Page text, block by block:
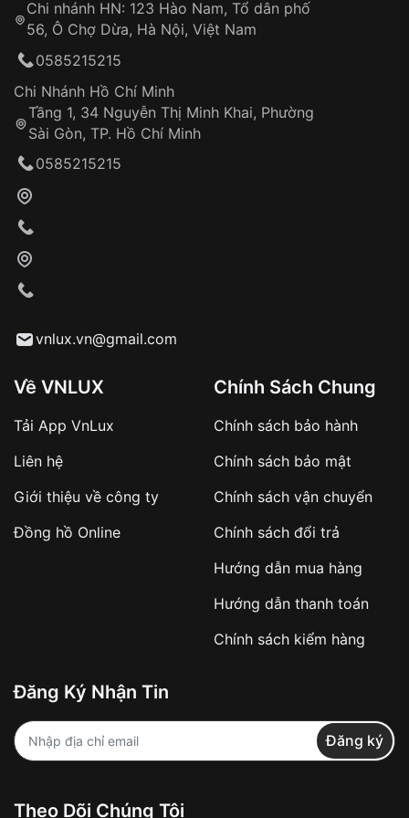
Từ khóa SEO:
Khách hàng kiểm tra và thanh toán trực tiếp
Từ khóa SEO:
sản phẩm đặc biệt
hàng
Số tiền còn lại thanh toán khi nhận hàng hoặc
✔️ Đảm bảo xử lý đơn hàng nhanh chóng
✔️ Hạn chế tình trạng hủy đơn không mong
Từ khóa SEO:
Khách hàng được
Đảm bảo quyền lợi khách hàng
Đồng hành cùng khách hàng trong suốt quá
trình sử dụng
Chi nhánh HN: 123 Hào Nam, Tổ dân phố
56, Ô Chợ Dừa, Hà Nội, Việt Nam
0585215215
Chi Nhánh Hồ Chí Minh
Tầng 1, 34 Nguyễn Thị Minh Khai, Phường
Sài Gòn, TP. Hồ Chí Minh
0585215215
vnlux.vn@gmail.com
Về VNLUX
Tải App VnLux
Liên hệ
Giới thiệu về công ty
Đồng hồ Online
Chính Sách Chung
Chính sách bảo hành
Chính sách bảo mật
Chính sách vận chuyển
Chính sách đổi trả
Hướng dẫn mua hàng
Hướng dẫn thanh toán
Chính sách kiểm hàng
Đăng Ký Nhận Tin
Đăng ký
Theo Dõi Chúng Tôi